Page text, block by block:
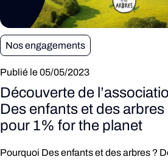
Nos engagements
Publié le 05/05/2023
Découverte de
Des enfants et des arbres
pour 1% for the planet
Pourquoi Des enfants et des arbres ?